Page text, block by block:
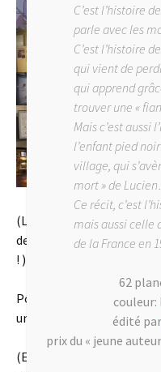
(Les photos ci-dessus
de la médiathèque . Je
! )
Pour ma part j’y serai le
une séance de dédicace !!
(Et je partirai ensuite
C’est l’histoire
parle avec les
C’est l’histoire
qui vient de
qui apprend
trouver une «
Mais c’est aussi
l’enfant pied
village, qui
mort » de
Ce récit, c’est
mais aussi celle
de la France en
62
couleur:
édité par
prix du « jeune